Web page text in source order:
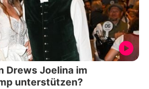
Drews Joelina im
unterstützen?